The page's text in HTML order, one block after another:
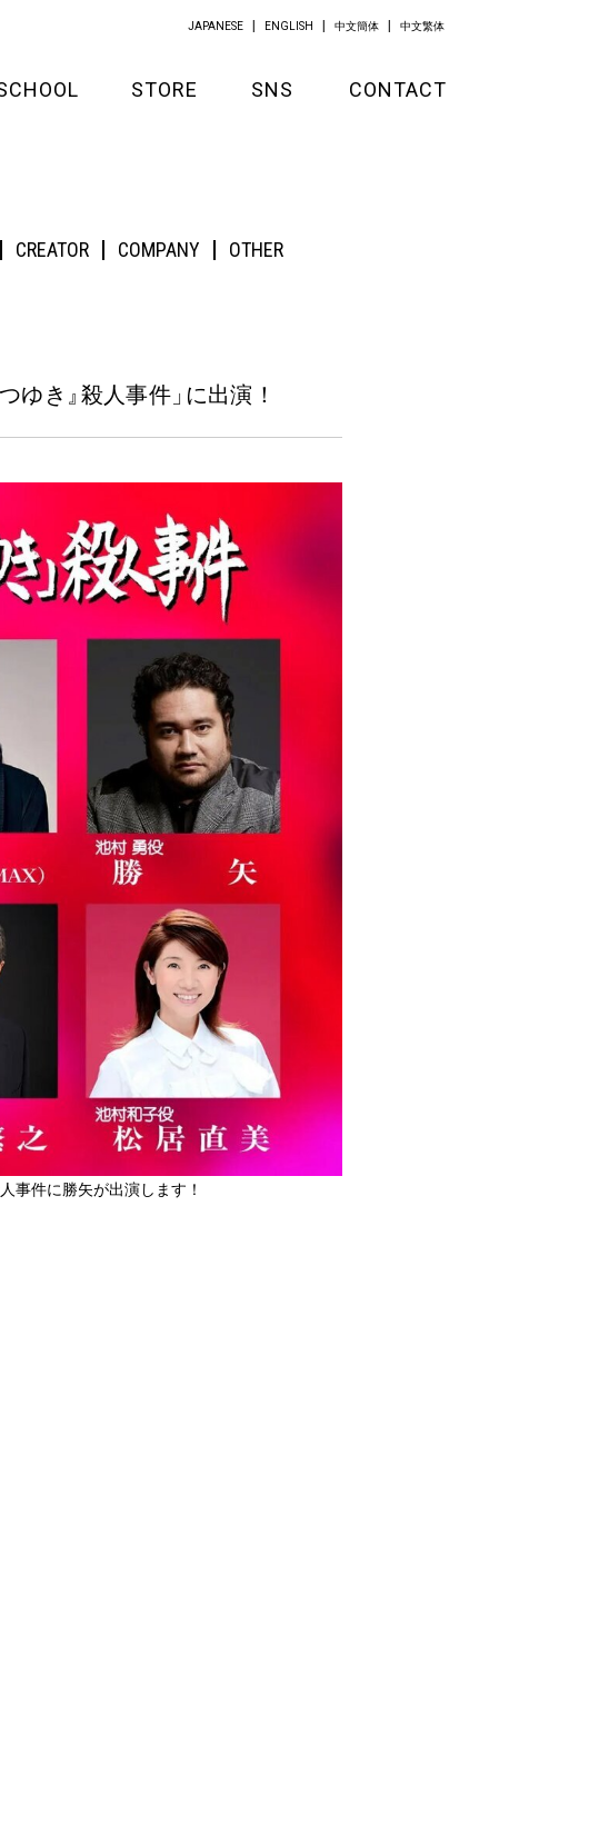
STORE
KITCHEN
SNS CONTACT
JAPANESE ENGLISH 中文簡体 中文繁体
CREATOR COMPANY OTHER
ゆき 』殺人事件 」に出演！
事件に勝矢が出演します！